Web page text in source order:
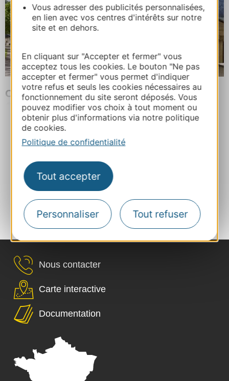
Vous adresser des publicités personnalisées,
en lien avec vos centres d'intérêts sur notre
site et en dehors.
En cliquant sur "Accepter et fermer" vous
acceptez tous les cookies. Le bouton "Ne pas
accepter et fermer" vous permet d'indiquer
votre refus et seuls les cookies nécessaires au
fonctionnement du site seront déposés. Vous
pouvez modifier vos choix à tout moment ou
obtenir plus d'informations via notre politique
de cookies.
Politique de confidentialité
Tout accepter
Personnaliser Tout refuser
CAMPING D'ARTIGUES
CAMPAN À 16 km de BAGNERES-DE-BIGORRE
Plus de résultats
Découvrez sur YouTube nos 1001 inspirations de
voyages ... en camping !
Inspirez-vous également avec le blog Camping
Occitanie.
Nous contacter
Carte interactive
Documentation